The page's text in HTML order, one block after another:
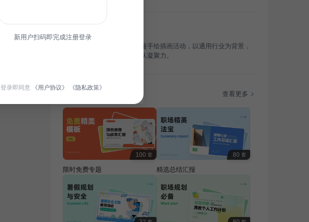
为职场办公人员策划终极浪漫手绘插画活动，以通用行业为背景，
打造温馨浪漫氛围，提升团队凝聚力。
查看更多
100 套
限时免费专题
80 套
精选总结汇报
新用户扫码即完成注册登录
登录即同意 《用户协议》 《隐私政策》